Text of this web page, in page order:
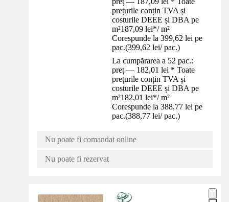
prețurile conțin TVA și
costurile DEEE și DBA pe
m²187,09 lei*/ m²
Corespunde la 399,62 lei pe
pac.(399,62 lei/ pac.)
La cumpărarea a 52 pac.:
preț — 182,01 lei * Toate
prețurile conțin TVA și
costurile DEEE și DBA pe
m²182,01 lei*/ m²
Corespunde la 388,77 lei pe
pac.(388,77 lei/ pac.)
Nu poate fi comandat online
Nu poate fi rezervat